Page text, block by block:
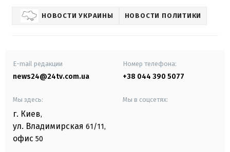
НОВОСТИ УКРАИНЫ НОВОСТИ ПОЛИТИКИ
E-mail редакции
news24@24tv.com.ua
Номер телефона:
+38 044 390 5077
Мы здесь:
г. Киев,
ул. Владимирская 61/11,
офис 50
Мы в соцсетях: